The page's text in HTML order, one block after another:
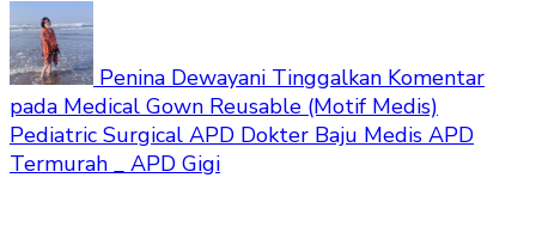
Penina Dewayani Tinggalkan Komentar
pada Medical Gown Reusable (Motif Medis)
Pediatric Surgical APD Dokter Baju Medis APD
Termurah _ APD Gigi